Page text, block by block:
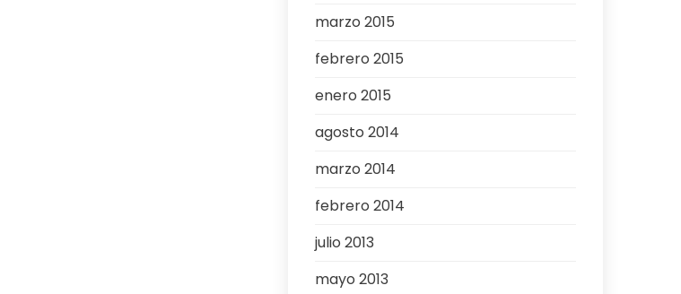
marzo 2015
febrero 2015
enero 2015
agosto 2014
marzo 2014
febrero 2014
julio 2013
mayo 2013